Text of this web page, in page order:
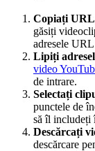
Copiați URL
găsiți
adresele
Lipiți
video
de intrare.
Selectați
punctele de
să îl includeți
Descărcați
descărcare